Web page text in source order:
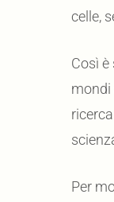
celle,
Così
mondi
Per